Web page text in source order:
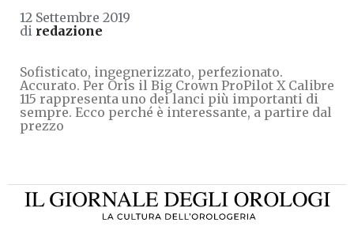
12 Settembre 2019
di redazione
Sofisticato, ingegnerizzato, perfezionato.
Accurato. Per Oris il Big Crown ProPilot X Calibre
115 rappresenta uno dei lanci più importanti di
sempre. Ecco perché è interessante, a partire dal
prezzo